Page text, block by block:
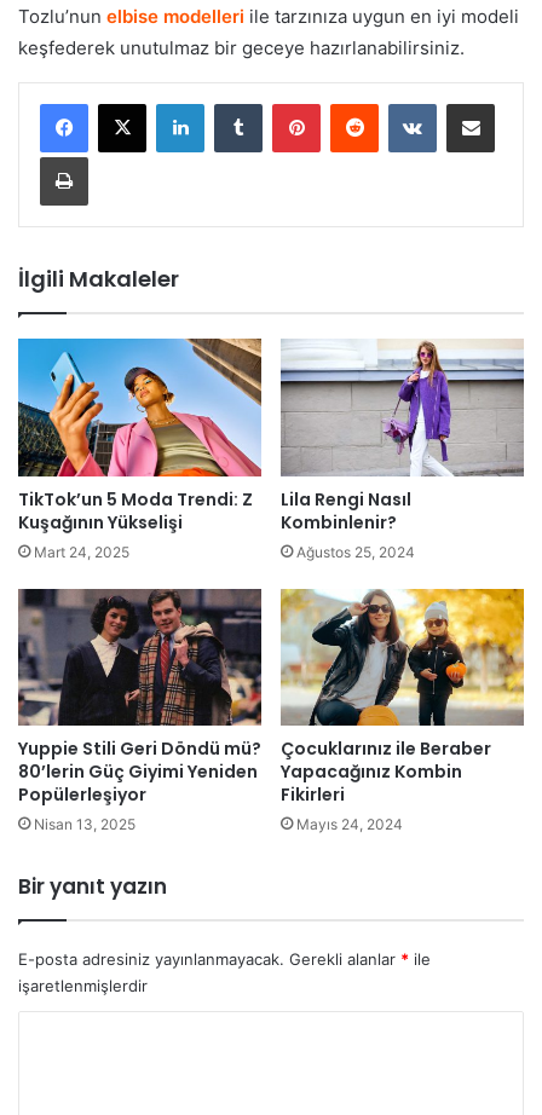
Tozlu’nun elbise modelleri ile tarzınıza uygun en iyi modeli
keşfederek unutulmaz bir geceye hazırlanabilirsiniz.
İlgili Makaleler
TikTok’un 5 Moda Trendi: Z
Kuşağının Yükselişi
Mart 24, 2025
Lila Rengi Nasıl
Kombinlenir?
Ağustos 25, 2024
Yuppie Stili Geri Döndü mü?
80’lerin Güç Giyimi Yeniden
Popülerleşiyor
Nisan 13, 2025
Çocuklarınız ile Beraber
Yapacağınız Kombin
Fikirleri
Mayıs 24, 2024
Bir yanıt yazın
E-posta adresiniz yayınlanmayacak. Gerekli alanlar * ile
işaretlenmişlerdir